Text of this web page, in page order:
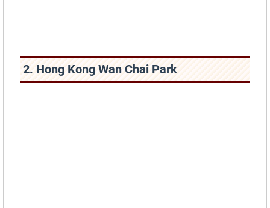
2. Hong Kong Wan Chai Park